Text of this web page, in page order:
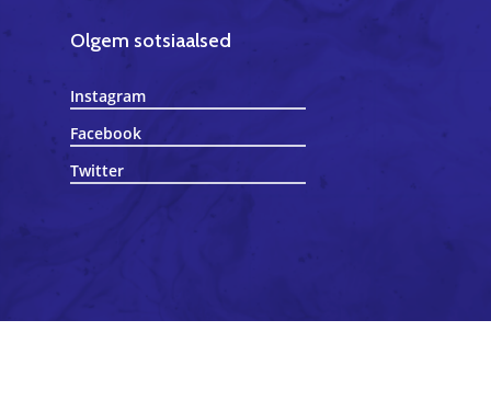
Olgem sotsiaalsed
Instagram
Facebook
Twitter